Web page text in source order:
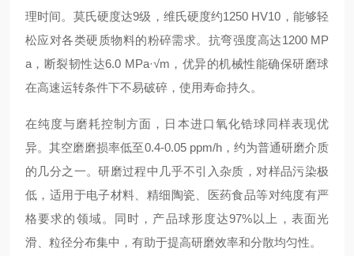
理时间。莫氏硬度达9级，维氏硬度约1250 HV10，能够轻
松应对各类硬质物料的粉碎需求。抗弯强度高达1200 MP
a，断裂韧性达6.0 MPa·√m，优异的机械性能确保研磨球
在高速运转条件下不易破碎，使用寿命持久 。
在纯度与磨耗控制方面，日本进口氧化锆球同样表现优
异。其空磨磨损率低至0.4-0.05 ppm/h，约为普通研磨介质
的几分之一。研磨过程中几乎不引入杂质，对样品污染极
低，适用于电子材料、精细陶瓷、医药食品等对纯度有严
格要求的领域。同时，产品球形度达97%以上，表面光
滑、粒径分布集中，有助于提高研磨效率和分散均匀性。